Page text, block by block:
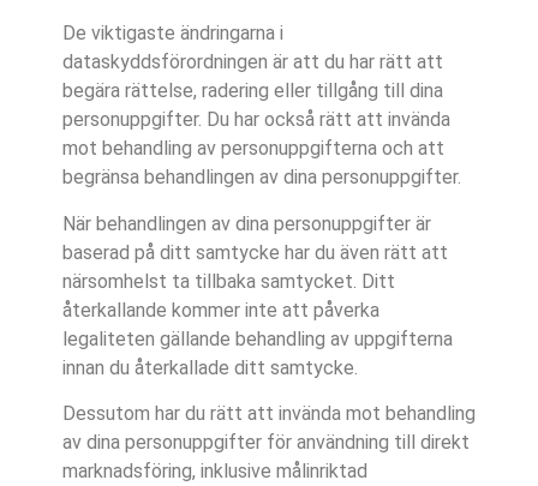
De viktigaste ändringarna i
dataskyddsförordningen är att du har rätt att
begära rättelse, radering eller tillgång till dina
personuppgifter. Du har också rätt att invända
mot behandling av personuppgifterna och att
begränsa behandlingen av dina personuppgifter.
När behandlingen av dina personuppgifter är
baserad på ditt samtycke har du även rätt att
närsomhelst ta tillbaka samtycket. Ditt
återkallande kommer inte att påverka
legaliteten gällande behandling av uppgifterna
innan du återkallade ditt samtycke.
Dessutom har du rätt att invända mot behandling
av dina personuppgifter för användning till direkt
marknadsföring, inklusive målinriktad